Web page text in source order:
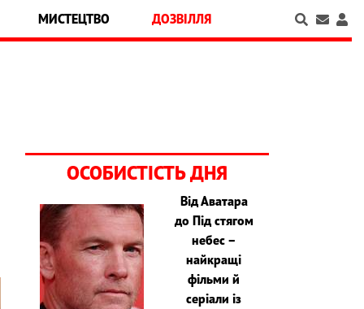
МИСТЕЦТВО ДОЗВІЛЛЯ
ОСОБИСТІСТЬ ДНЯ
Від Аватара
до Під стягом
небес –
найкращі
фільми й
серіали із